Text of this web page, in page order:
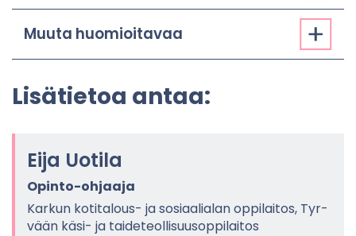
Muuta huo­mioi­ta­vaa
Li­sä­tie­toa antaa:
Eija Uo­ti­la
Opinto-​ohjaaja
Kar­kun kotitalous-​ ja so­si­aa­lia­lan op­pi­lai­tos, Tyr­
vään käsi- ja tai­de­teol­li­suusop­pi­lai­tos